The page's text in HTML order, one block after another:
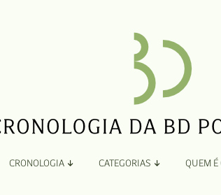
CRONOLOGIA CATEGORIAS QUEM É